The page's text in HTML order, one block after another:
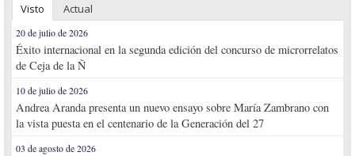
Visto Actual
20 de julio de 2026
Éxito internacional en la segunda edición del concurso de microrrelatos
de Ceja de la Ñ
10 de julio de 2026
Andrea Aranda presenta un nuevo ensayo sobre María Zambrano con
la vista puesta en el centenario de la Generación del 27
03 de agosto de 2026